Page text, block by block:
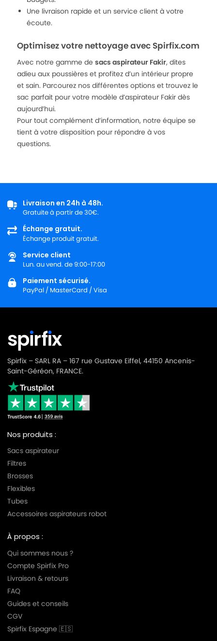
Une livraison rapide et un service client à votre
écoute.
Optimisez votre nettoyage avec Spirfix.com
Avec notre gamme de sacs aspirateur Fakir, dites
adieu aux poussières et profitez d’un intérieur propre
et sain. Parcourez nos différentes options et trouvez le
sac parfait pour votre modèle d’aspirateur Fakir dès
aujourd’hui.
Pour tout complément d’information, notre équipe se
tient à votre disposition pour répondre à vos
questions.
Livraison en 24h à 48h.
Gratuite à partir de 30€.
Échange gratuit.
Échange produit gratuit.
Service client
Lun. au vend. de 9:00-17:00
Paiement sécurisé.
PayPal / MasterCard / Visa
Spirfix – SARL RA – 167 rue Gustave Eiffel, 44150 Ancenis-
Saint-Géréon, FRANCE.
Nos produits :
Sacs aspirateur
Filtres
Brosses
Flexibles
Tubes
Accessoires aspirateurs robot
À propos :
Qui sommes nous ?
Compte Spirfix Pro
Livraison & retours
FAQ
Guides et conseils
CGV
Spirfix Espagne 🇪🇸